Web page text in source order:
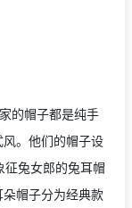
的帽子都是纯手
。他们的帽子设
兔女郎的兔耳帽
帽子分为经典款